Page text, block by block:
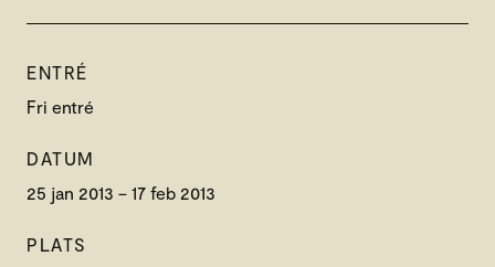
ENTRÉ
Fri entré
DATUM
25 jan 2013 – 17 feb 2013
PLATS